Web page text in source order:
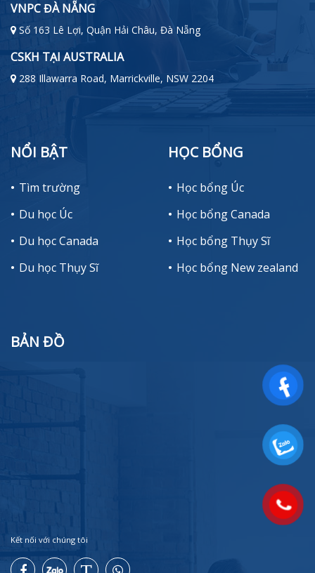
VNPC ĐÀ NẴNG
Số 163 Lê Lợi, Quận Hải Châu, Đà Nẵng
CSKH TẠI AUSTRALIA
288 Illawarra Road, Marrickville, NSW 2204
NỔI BẬT
Tìm trường
Du học Úc
Du học Canada
Du học Thụy Sĩ
HỌC BỔNG
Học bổng Úc
Học bổng Canada
Học bổng Thụy Sĩ
Học bổng New zealand
BẢN ĐỒ
Kết nối với chúng tôi